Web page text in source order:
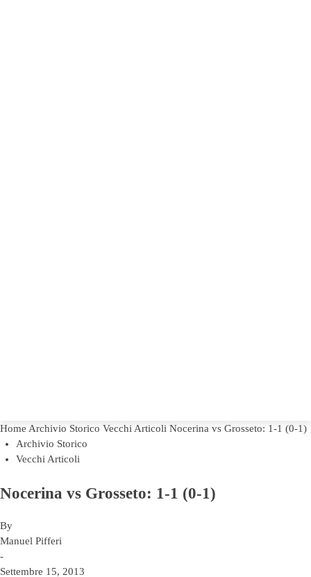
Home Archivio Storico Vecchi Articoli Nocerina vs Grosseto: 1-1 (0-1)
Archivio Storico
Vecchi Articoli
Nocerina vs Grosseto: 1-1 (0-1)
By
Manuel Pifferi
-
Settembre 15, 2013